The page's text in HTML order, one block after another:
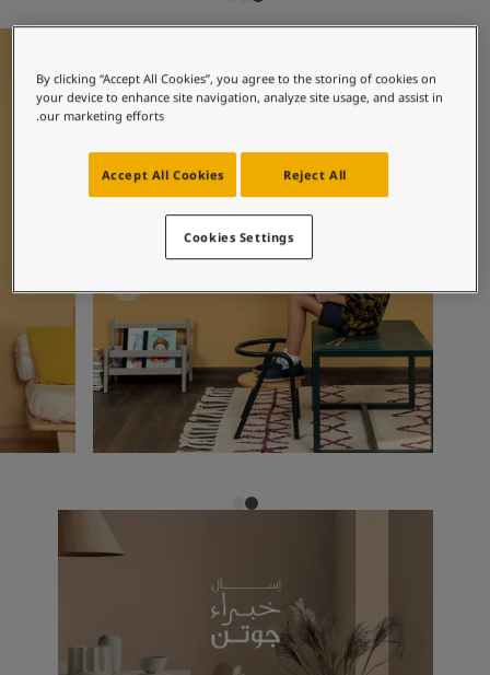
خدماتنا
Contact Us
البحث عن موزع جوتن
مساحات تنبض بالحياة - أحدث مجموعة ألوان جوتن
By clicking “Accept All Cookies”, you agree to the storing of cookies on
your device to enhance site navigation, analyze site usage, and assist in
our marketing efforts.
Reject All
Accept All Cookies
Cookies Settings